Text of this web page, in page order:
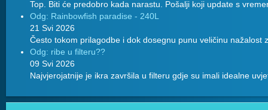
Top. Biti će predobro kada narastu. Pošalji koji update s
Odg: Rainbowfish paradise - 240L
21 Svi 2026
Često tokom prilagodbe i dok dosegnu punu veličinu nažalost
Odg: ribe u filteru??
09 Svi 2026
Najvjerojatnije je ikra završila u filteru gdje su imali idealne